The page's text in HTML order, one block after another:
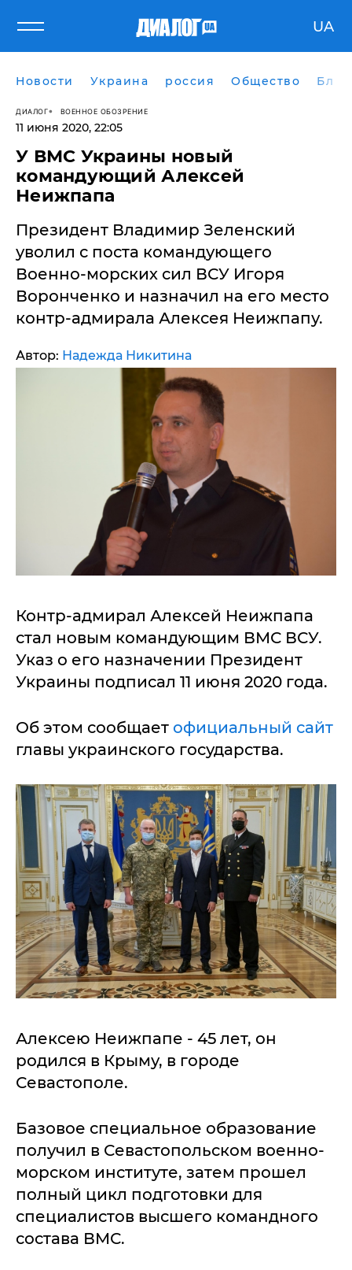
UA
Новости Украина россия Общество
ДИАЛОГ ВОЕННОЕ ОБОЗРЕНИЕ
11 июня 2020, 22:05
У ВМС Украины новый
командующий Алексей
Неижпапа
Президент Владимир Зеленский
уволил с поста командующего
Военно-морских сил ВСУ Игоря
Воронченко и назначил на его место
контр-адмирала Алексея Неижпапу.
Автор: Надежда Никитина
Контр-адмирал Алексей Неижпапа
стал новым командующим ВМС ВСУ.
Указ о его назначении Президент
Украины подписал 11 июня 2020 года.
Об этом сообщает официальный сайт
главы украинского государства.
Алексею Неижпапе - 45 лет, он
родился в Крыму, в городе
Севастополе.
Базовое специальное образование
получил в Севастопольском военно-
морском институте, затем прошел
полный цикл подготовки для
специалистов высшего командного
состава ВМС.